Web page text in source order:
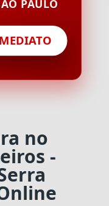
PAULO
no
-